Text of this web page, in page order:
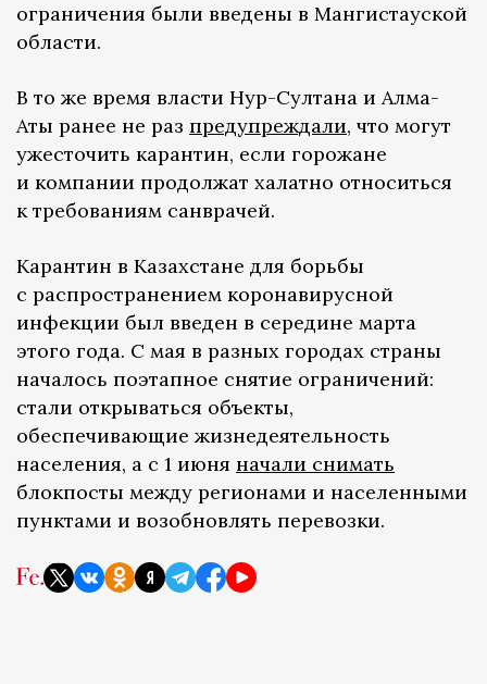
ограничения были введены в Мангистауской
области.
В то же время власти Нур-Султана и Алма-
Аты ранее не раз предупреждали, что могут
ужесточить карантин, если горожане
и компании продолжат халатно относиться
к требованиям санврачей.
Карантин в Казахстане для борьбы
с распространением коронавирусной
инфекции был введен в середине марта
этого года. С мая в разных городах страны
началось поэтапное снятие ограничений:
стали открываться объекты,
обеспечивающие жизнедеятельность
населения, а с 1 июня начали снимать
блокпосты между регионами и населенными
пунктами и возобновлять перевозки.